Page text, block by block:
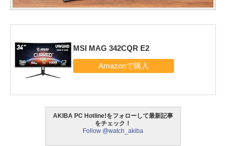
MSI MAG 342CQR E2
AKIBA PC Hotline!をフォローして最新記事
をチェック！
Follow @watch_akiba